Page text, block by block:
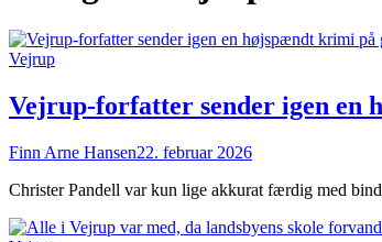
Vejrup
Vejrup-forfatter sender igen en
Finn Arne Hansen22. februar 2026
Christer Pandell var kun lige akkurat færdig med